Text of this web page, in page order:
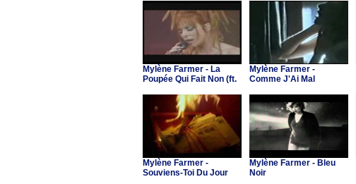
Mylène Farmer - La
Poupée Qui Fait Non (ft.
Mylène Farmer -
Comme J'Ai Mal
Mylène Farmer -
Souviens-Toi Du Jour
Mylène Farmer - Bleu
Noir